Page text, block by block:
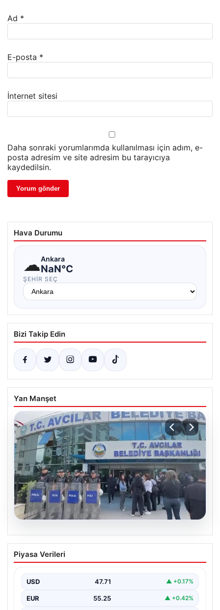
Ad *
E-posta *
İnternet sitesi
Daha sonraki yorumlarımda kullanılması için adım, e-
posta adresim ve site adresim bu tarayıcıya
kaydedilsin.
Hava Durumu
☁Ankara
NaN°C
ŞEHIR SEÇ
Bizi Takip Edin
Yan Manşet
Avcılar Belediyesi’ne operasyon. 12
şüpheli gözaltına alındı
Piyasa Verileri
USD 47.71 ▲ +0.17%
EUR 55.25 ▲ +0.42%